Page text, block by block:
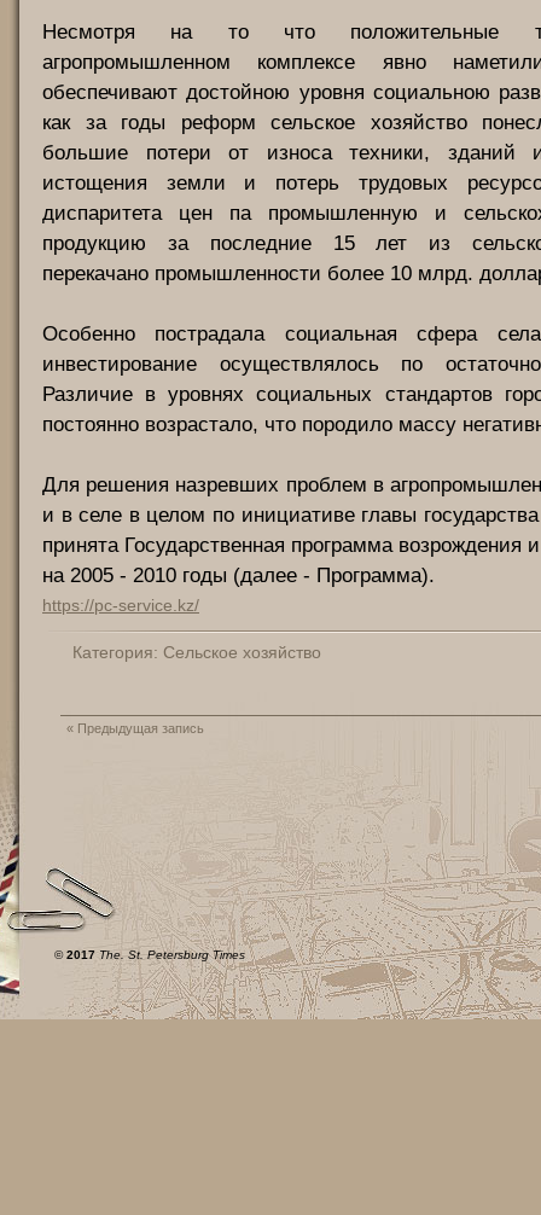
Несмотря на то что положительные
агропромышленном комплексе явно
обеспечивают достойною уровня социальною
как за годы реформ сельское хозяйство
большие потери от износа техники, зданий
истощения земли и потерь трудовых
диспаритета цен па промышленную и
продукцию за последние 15 лет из
перекачано промышленности более 10 млрд.
Особенно пострадала социальная сфера
инвестирование осуществлялось по
Различие в уровнях социальных стандартов
постоянно возрастало, что породило массу
Для решения назревших проблем в
и в селе в целом по инициативе главы
принята Государственная программа возрождения
на 2005 - 2010 годы (далее - Программа).
https://pc-service.kz/
Категория: Сельское хозяйство
« Предыдущая запись
©2017 The. St. Petersburg Times